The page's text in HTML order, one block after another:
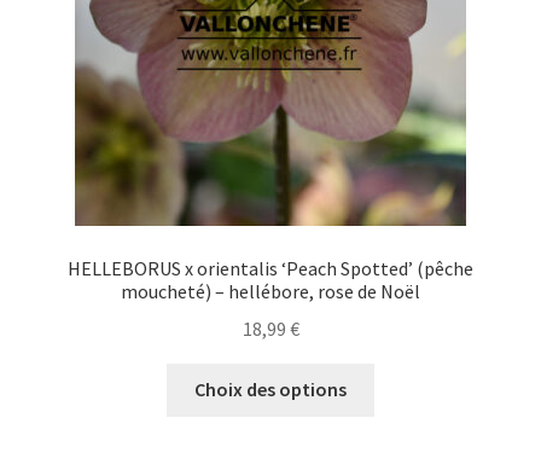
la
page
du
produit
HELLEBORUS x orientalis ‘Peach Spotted’ (pêche
moucheté) – hellébore, rose de Noël
18,99 €
Choix des options